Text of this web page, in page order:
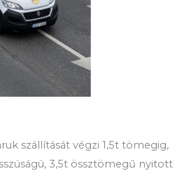
szállítását végzi 1,5t tömegig,
3,5t össztömegű nyitott